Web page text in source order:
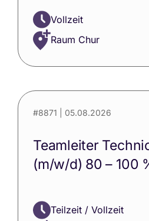
Vollzeit
Raum Chur
#8871 | 05.08.2026
Teamleiter
(m/w/d) 80 – 100
Teilzeit / Vollzeit